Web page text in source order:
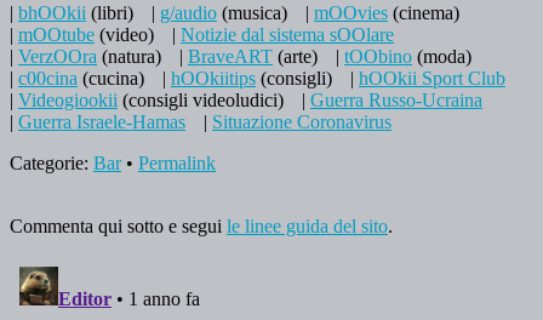
| bhOOkii (libri) | g/audio (musica) | mOOvies (cinema)
| mOOtube (video) | Notizie dal sistema sOOlare
| VerzOOra (natura) | BraveART (arte) | tOObino (moda)
| c00cina (cucina) | hOOkiitips (consigli) | hOOkii Sport Club
| Videogiookii (consigli videoludici) | Guerra Russo-Ucraina
| Guerra Israele-Hamas | Situazione Coronavirus
Categorie: Bar• Permalink
Commenta qui sotto e segui le linee guida del sito.